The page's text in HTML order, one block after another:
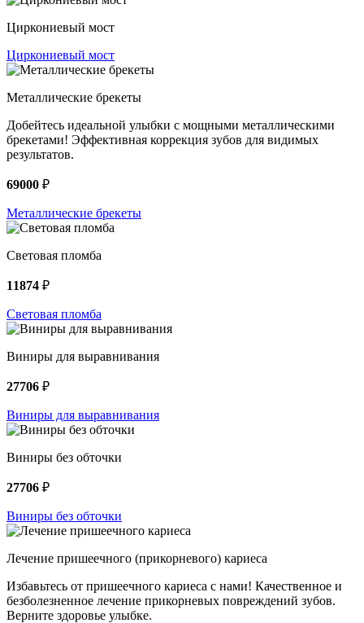
Циркониевый мост
Циркониевый мост
Металлические брекеты
Добейтесь идеальной улыбки с мощными металлическими
брекетами! Эффективная коррекция зубов для видимых
результатов.
69000 ₽
Металлические брекеты
Световая пломба
11874 ₽
Световая пломба
Виниры для выравнивания
27706 ₽
Виниры для выравнивания
Виниры без обточки
27706 ₽
Виниры без обточки
Лечение пришеечного (прикорневого) кариеса
Избавьтесь от пришеечного кариеса с нами! Качественное и
безболезненное лечение прикорневых повреждений зубов.
Верните здоровье улыбке.